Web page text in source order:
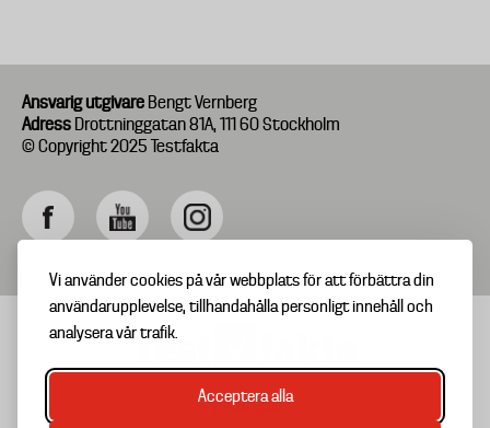
Vi använder cookies på vår webbplats för att förbättra din
användarupplevelse, tillhandahålla personligt innehåll och
analysera vår trafik.
Acceptera alla
Ansvarig utgivare Bengt Vernberg
Adress Drottninggatan 81A, 111 60 Stockholm
© Copyright 2025 Testfakta
TIPSA OSS